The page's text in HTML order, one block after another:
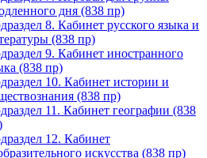
дня (838 пр)
8. Кабинет русского языка и
(838 пр)
9. Кабинет иностранного
(838 пр)
10. Кабинет истории и
(838 пр)
11. Кабинет географии (838
12. Кабинет
искусства (838 пр)